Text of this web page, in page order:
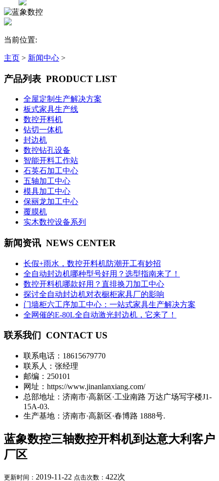
当前位置:
主页 > 新闻中心 >
产品列表 PRODUCT LIST
全屋定制生产解决方案
板式家具生产线
数控开料机
钻切一体机
封边机
数控钻孔设备
智能开料工作站
石英石加工中心
五轴加工中心
模具加工中心
保丽龙加工中心
覆膜机
实木数控设备系列
新闻资讯 NEWS CENTER
长假+雨水，数控开料机防潮开工有妙招
全自动封边机哪种型号好用？选型指南来了！
数控开料机哪款好用？直排换刀加工中心
探讨全自动封边机对衣橱柜家具厂的影响
门墙柜六工序加工中心：一站式家具生产解决方案
全网催的E-80L全自动激光封边机，它来了！
联系我们 CONTACT US
联系电话： 18615679770
联系人：张经理
邮编：250101
网址：https://www.jinanlanxiang.com/
总部地址：济南市·高新区·工业南路 万达广场写字楼J1-
15A-03.
生产基地：济南市·高新区·春博路 1888号.
蓝象数控三轴数控开料机到达意大利客户
厂区
更新时间： 2019-11-22 点击次数： 422次